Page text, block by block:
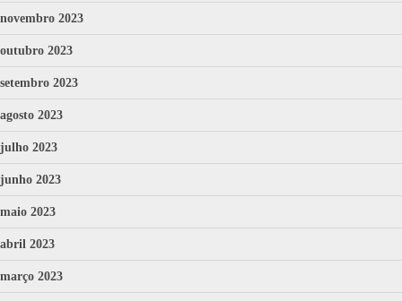
novembro 2023
outubro 2023
setembro 2023
agosto 2023
julho 2023
junho 2023
maio 2023
abril 2023
março 2023